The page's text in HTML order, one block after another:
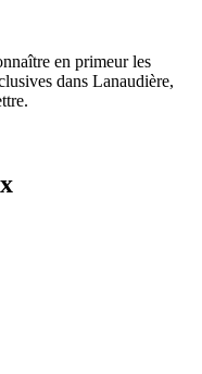
en primeur les
dans Lanaudière,